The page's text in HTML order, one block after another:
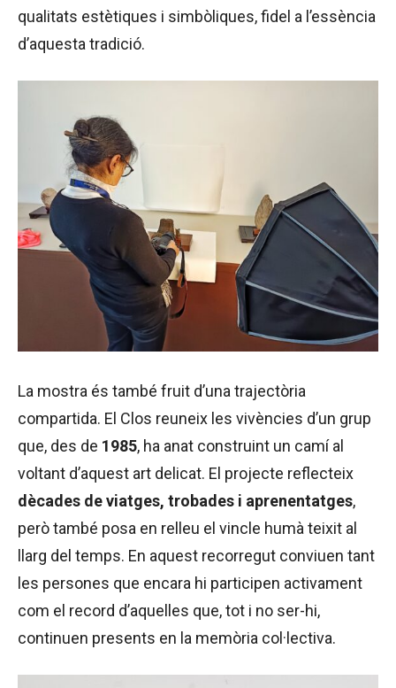
qualitats estètiques i simbòliques, fidel a l’essència
d’aquesta tradició.
La mostra és també fruit d’una trajectòria
compartida. El Clos reuneix les vivències d’un grup
que, des de 1985, ha anat construint un camí al
voltant d’aquest art delicat. El projecte reflecteix
dècades de viatges, trobades i aprenentatges,
però també posa en relleu el vincle humà teixit al
llarg del temps. En aquest recorregut conviuen tant
les persones que encara hi participen activament
com el record d’aquelles que, tot i no ser-hi,
continuen presents en la memòria col·lectiva.